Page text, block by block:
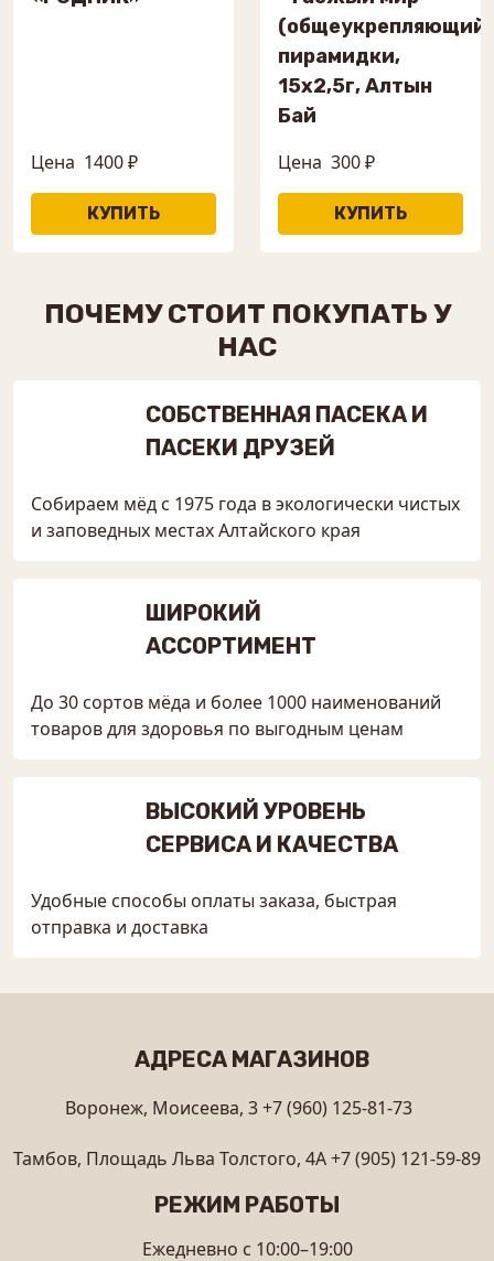
Цена 1400 ₽
пирамидки,
15х2,5г, Алтын
Бай
Цена 300 ₽
ПОЧЕМУ СТОИТ ПОКУПАТЬ У
НАС
СОБСТВЕННАЯ ПАСЕКА И
ПАСЕКИ ДРУЗЕЙ
Собираем мёд с 1975 года в экологически чистых
и заповедных местах Алтайского края
ШИРОКИЙ
АССОРТИМЕНТ
До 30 сортов мёда и более 1000 наименований
товаров для здоровья по выгодным ценам
ВЫСОКИЙ УРОВЕНЬ
СЕРВИСА И КАЧЕСТВА
Удобные способы оплаты заказа, быстрая
отправка и доставка
АДРЕСА МАГАЗИНОВ
Воронеж, Моисеева, 3+7 (960) 125-81-73
Тамбов, Площадь Льва Толстого, 4А+7 (905) 121-59-89
РЕЖИМ РАБОТЫ
Ежедневно с 10:00–19:00